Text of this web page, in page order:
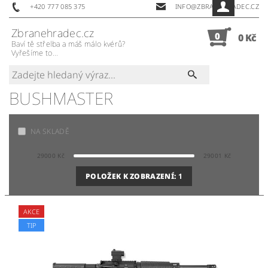
+420 777 085 375 INFO@ZBRANEHRADEC.CZ
Zbranehradec.cz
Baví tě střelba a máš málo kvérů?
Vyřešíme to...
0 0 Kč
BUSHMASTER
NA SKLADĚ
29000 Kč 29001 Kč
POLOŽEK K ZOBRAZENÍ: 1
AKCE
TIP